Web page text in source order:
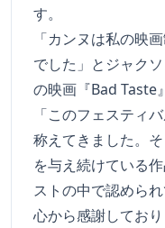
す。
「カンヌは私の映
でした」とジャク
の映画『Bad Taste
「このフェスティ
称えてきました。
を与え続けている
ストの中で認めら
心から感謝してお